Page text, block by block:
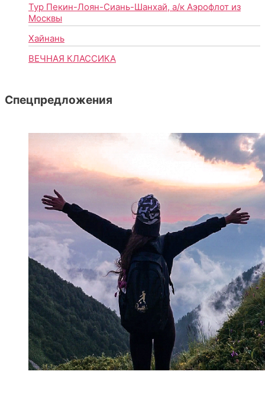
Тур Пекин-Лоян-Сиань-Шанхай, а/к Аэрофлот из
Москвы
Хайнань
ВЕЧНАЯ КЛАССИКА
Спецпредложения